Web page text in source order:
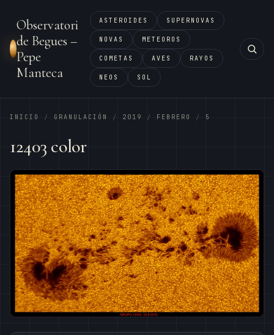
Observatori
de Begues –
Pepe
Manteca
ASTEROIDES SUPERNOVAS
NOVAS METEOROS
COMETAS AVES RAYOS
NEOS SOL
INICIO / GRANULACIÓN / 2019 / FEBRERO / 5
12403 color